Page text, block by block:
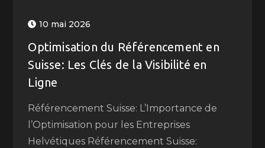
10 mai 2026
Optimisation du Référencement en
Suisse: Les Clés de la Visibilité en
Ligne
Référencement Suisse: L’Importance de
l’Optimisation pour les Entreprises
Helvétiques Référencement Suisse: